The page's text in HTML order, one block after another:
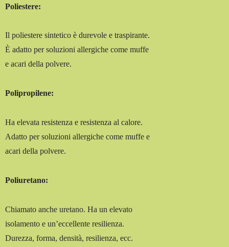
Poliestere:
Il poliestere sintetico è durevole e traspirante.
È adatto per soluzioni allergiche come muffe
e acari della polvere.
Polipropilene:
Ha elevata resistenza e resistenza al calore.
Adatto per soluzioni allergiche come muffe e
acari della polvere.
Poliuretano:
Chiamato anche uretano. Ha un elevato
isolamento e un’eccellente resilienza.
Durezza, forma, densità, resilienza, ecc.